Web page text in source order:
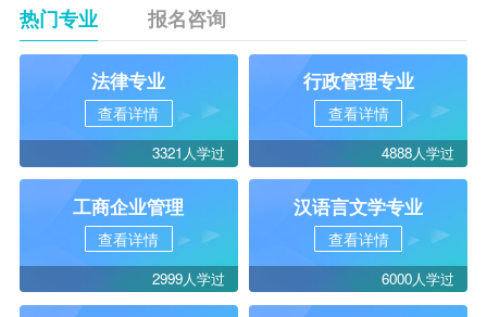
热门专业 报名咨询
法律专业
查看详情
3321人学过
行政管理专业
查看详情
4888人学过
工商企业管理
查看详情
2999人学过
汉语言文学专业
查看详情
6000人学过